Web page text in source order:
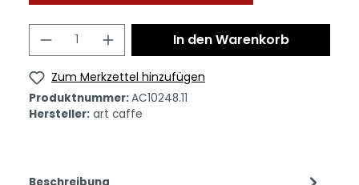
In den Warenkorb
Zum Merkzettel hinzufügen
Produktnummer:AC10248.11
Hersteller: art caffe
Beschreibung